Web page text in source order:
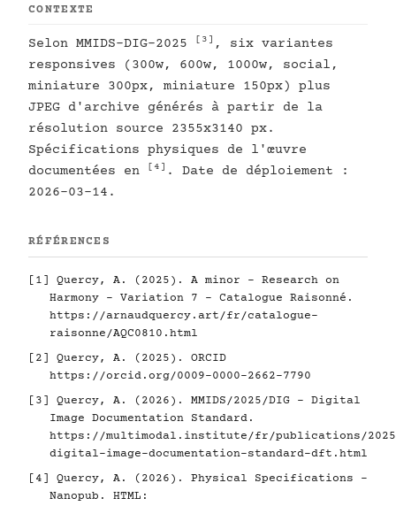
CONTEXTE
Selon MMIDS-DIG-2025 [3] , six variantes
responsives (300w, 600w, 1000w, social,
miniature 300px, miniature 150px) plus
JPEG d'archive générés à partir de la
résolution source 2355x3140 px.
Spécifications physiques de l'œuvre
documentées en
[4] . Date de déploiement :
2026-03-14.
RÉFÉRENCES
[1]
Quercy, A. (2025). A minor - Research on
Harmony - Variation 7 - Catalogue Raisonné.
https://arnaudquercy.art/fr/catalogue-
raisonne/AQC0810.html
[2]
Quercy, A. (2025). ORCID
https://orcid.org/0009-0000-2662-7790
[3]
Quercy, A. (2026). MMIDS/2025/DIG - Digital
Image Documentation Standard.
https://multimodal.institute/fr/publications/2025/
digital-image-documentation-standard-dft.html
[4]
Quercy, A. (2026). Physical Specifications -
Nanopub. HTML: